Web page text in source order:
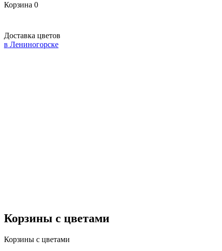
Корзина 0
Доставка цветов
в Лениногорске
Корзины с цветами
Корзины с цветами